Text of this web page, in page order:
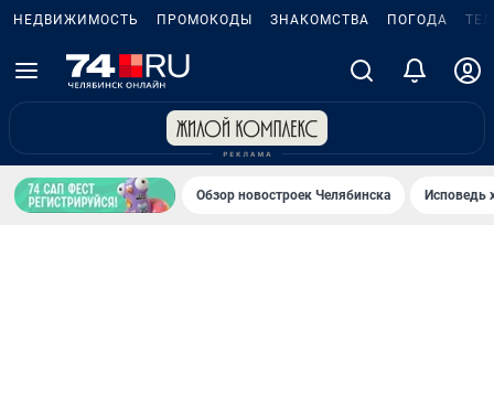
НЕДВИЖИМОСТЬ ПРОМОКОДЫ ЗНАКОМСТВА ПОГОДА
Обзор новостроек Челябинска Исповедь